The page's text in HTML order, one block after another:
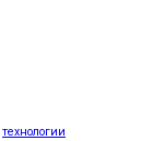
технологии